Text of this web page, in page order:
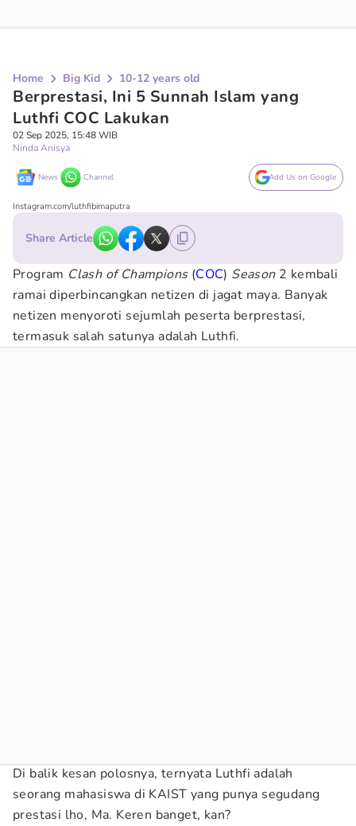
Home Big Kid 10-12 years old
Berprestasi, Ini 5 Sunnah Islam yang
Luthfi COC Lakukan
02 Sep 2025, 15:48 WIB
Ninda Anisya
News Channel Add Us on Google
Instagram.com/luthfibimaputra
Share Article
Program Clash of Champions (COC) Season2 kembali
ramai diperbincangkan netizen di jagat maya. Banyak
netizen menyoroti sejumlah peserta berprestasi,
termasuk salah satunya adalah Luthfi.
Di balik kesan polosnya, ternyata Luthfi adalah
seorang mahasiswa di KAIST yang punya segudang
prestasi lho, Ma. Keren banget, kan?